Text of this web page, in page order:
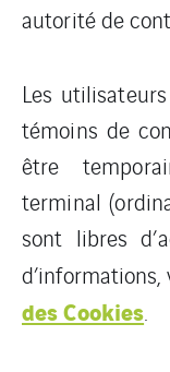
autorité de
Les
témoins de
être
terminal
sont libres
des Cookies.